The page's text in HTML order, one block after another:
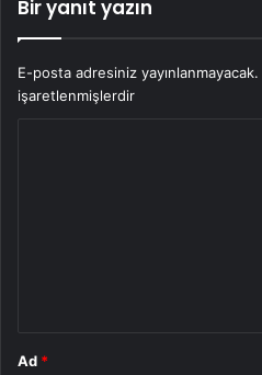
Bir yanıt yazın
E-posta adresiniz yayınlanmayacak.
işaretlenmişlerdir
Ad *